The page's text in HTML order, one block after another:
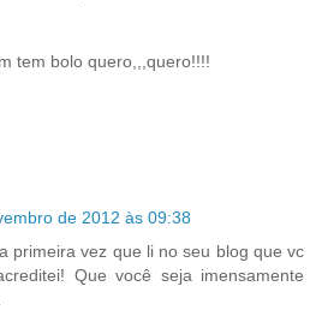
tem bolo quero,,,quero!!!!
de 2012 às 09:38
primeira vez que li no seu blog que vc
Que você seja imensamente